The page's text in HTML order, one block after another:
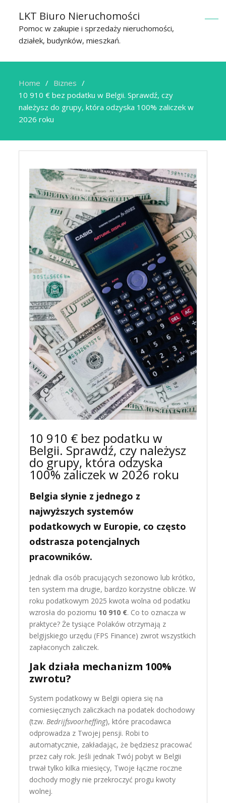
LKT Biuro Nieruchomości
Pomoc w zakupie i sprzedaży nieruchomości,
działek, budynków, mieszkań.
Home
Biznes
10 910 € bez podatku w Belgii. Sprawdź, czy
należysz do grupy, która odzyska 100% zaliczek w
2026 roku
10 910 € bez podatku w
Belgii. Sprawdź, czy należysz
do grupy, która odzyska
100% zaliczek w 2026 roku
Belgia słynie z jednego z
najwyższych systemów
podatkowych w Europie, co często
odstrasza potencjalnych
pracowników.
Jednak dla osób pracujących sezonowo lub krótko,
ten system ma drugie, bardzo korzystne oblicze. W
roku podatkowym 2025 kwota wolna od podatku
wzrosła do poziomu 10 910 €. Co to oznacza w
praktyce? Że tysiące Polaków otrzymają z
belgijskiego urzędu (FPS Finance) zwrot wszystkich
zapłaconych zaliczek.
Jak działa mechanizm 100%
zwrotu?
System podatkowy w Belgii opiera się na
comiesięcznych zaliczkach na podatek dochodowy
(tzw. Bedrijfsvoorheffing), które pracodawca
odprowadza z Twojej pensji. Robi to
automatycznie, zakładając, że będziesz pracować
przez cały rok. Jeśli jednak Twój pobyt w Belgii
trwał tylko kilka miesięcy, Twoje łączne roczne
dochody mogły nie przekroczyć progu kwoty
wolnej.